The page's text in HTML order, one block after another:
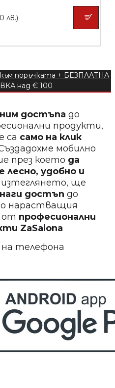
нокти
БЕЗПЛАТНО
БЕЗПЛАТНО
на нокти
БЕЗПЛАТНО
лв.)
поръчката + БЕЗПЛАТНА
над € 100
достъпадо
продукти,
са само на клик
мобилно
през което да
лесно, удобно и
изтеглянето, ще
достъп до
нарастващия
от професионални
ZaSalona
на телефона